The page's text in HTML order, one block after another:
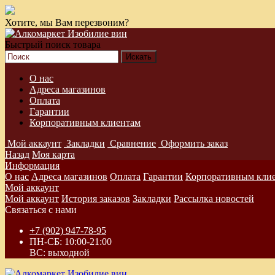
Хотите, мы Вам перезвоним?
Быстрый поиск товара
О нас
Адреса магазинов
Оплата
Гарантии
Корпоративным клиентам
Мой аккаунт Закладки Сравнение Оформить заказ
Назад Моя карта
Информация
О нас Адреса магазинов Оплата Гарантии Корпоративным
Мой аккаунт
Мой аккаунт История заказов Закладки Рассылка новостей
Связаться с нами
+7 (902) 947-78-95
ПН-СБ: 10:00-21:00
ВС: выходной